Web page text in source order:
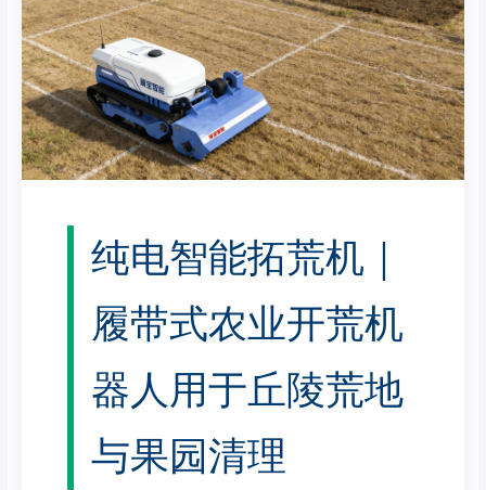
纯电智能拓荒机｜
履带式农业开荒机
器人用于丘陵荒地
与果园清理